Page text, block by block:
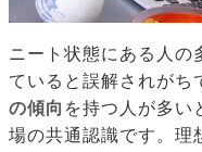
ニート状態にある人の
ていると誤解されがち
の傾向 を持つ人が多い
場の共通認識です。理